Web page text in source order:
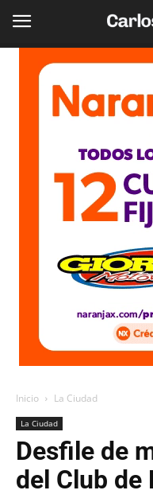
Inicio La Ciudad
La Ciudad
Desfile de
del Club de